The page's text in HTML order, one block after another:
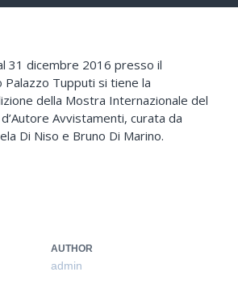
31 dicembre 2016 presso il
Tupputi si tiene la
della Mostra Internazionale del
Avvistamenti, curata da
Di Niso e Bruno Di Marino.
AUTHOR
admin